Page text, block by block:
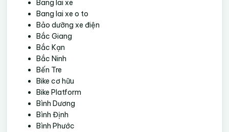
Bang lai xe
Bang lai xe o to
Bảo dưỡng xe điện
Bắc Giang
Bắc Kạn
Bắc Ninh
Bến Tre
Bike cơ hữu
Bike Platform
Bình Dương
Bình Định
Bình Phước